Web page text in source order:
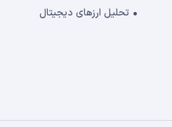
تحلیل ارزهای دیجیتال